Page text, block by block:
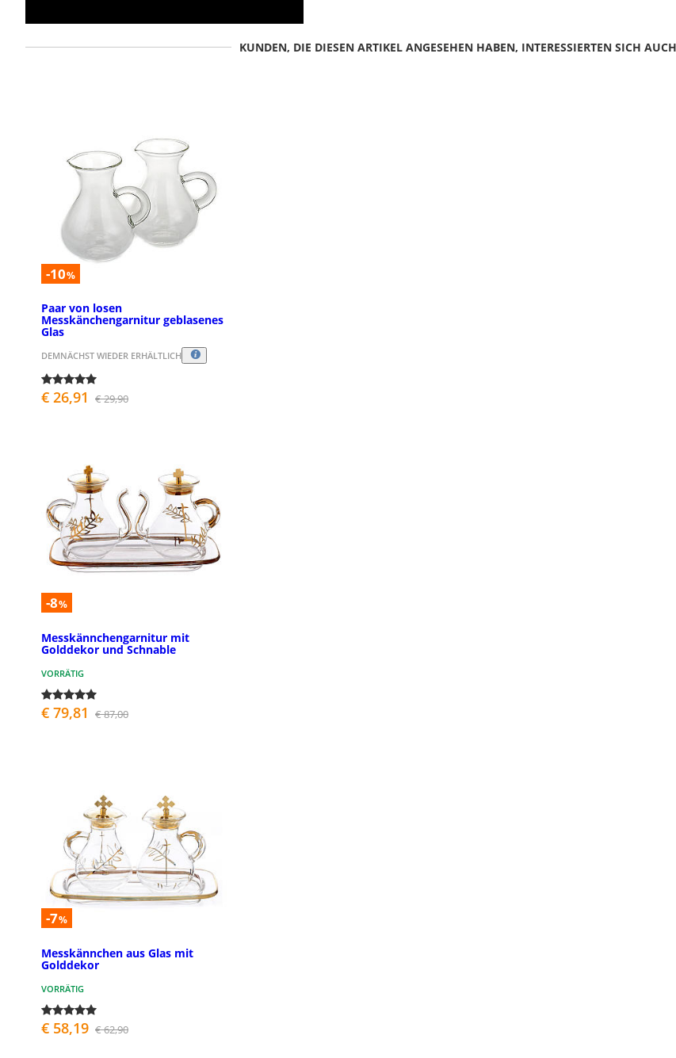
KUNDEN, DIE DIESEN ARTIKEL ANGESEHEN HABEN, INTERESSIERTEN SICH
-10%
Paar von losen
Messkänchengarnitur geblasenes
Glas
DEMNÄCHST WIEDER ERHÄLTLICH
€ 26,91 € 29,90
-8%
Messkännchengarnitur mit
Golddekor und Schnable
VORRÄTIG
€ 79,81 € 87,00
-7%
Messkännchen aus Glas mit
Golddekor
VORRÄTIG
€ 58,19 € 62,90